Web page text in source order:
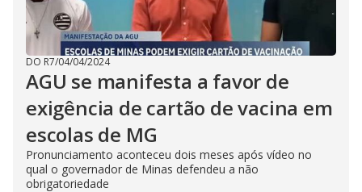
DO R7/04/04/2024
AGU se manifesta a favor de
exigência de cartão de vacina em
escolas de MG
Pronunciamento aconteceu dois meses após vídeo no
qual o governador de Minas defendeu a não
obrigatoriedade